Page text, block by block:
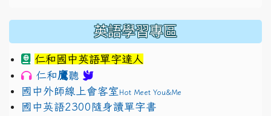
英語學習專區
仁和國中英語單字達人
仁和鷹聽
國中外師線上會客室Hot Meet You&Me
國中英語2300隨身讀單字書